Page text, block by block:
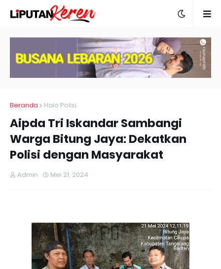
Beranda Halo Polisi
Aipda Tri Iskandar Sambangi
Warga Bitung Jaya: Dekatkan
Polisi dengan Masyarakat
Admin Mei 21, 2024